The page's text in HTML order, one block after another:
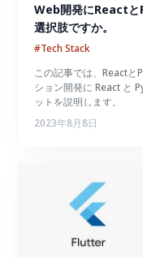
Web開発にReactと
選択肢ですか。
#Tech Stack
この記事では、Reactと
ション開発に React と
ットを説明します。
2023年8月8日